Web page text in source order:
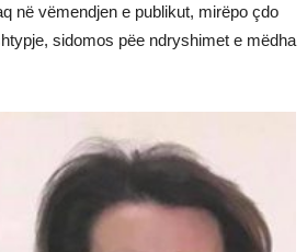
në vëmendjen e publikut, mirëpo çdo
sidomos pëe ndryshimet e mëdha